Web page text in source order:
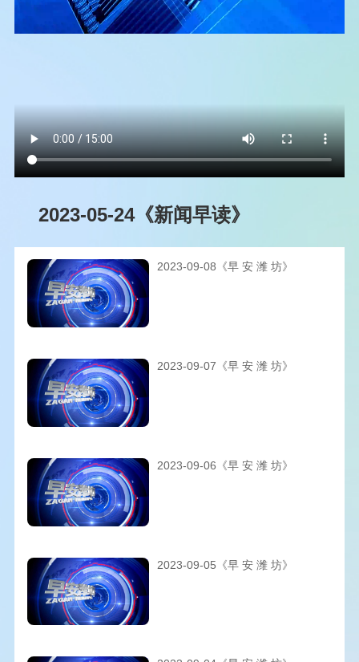
2023-05-24《新闻早读》
2023-09-08《早 安 潍 坊》
2023-09-07《早 安 潍 坊》
2023-09-06《早 安 潍 坊》
2023-09-05《早 安 潍 坊》